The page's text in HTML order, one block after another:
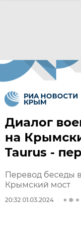
Диалог
на
Taurus -
Перевод беседы
Крымский мост
20:32 01.03.2024